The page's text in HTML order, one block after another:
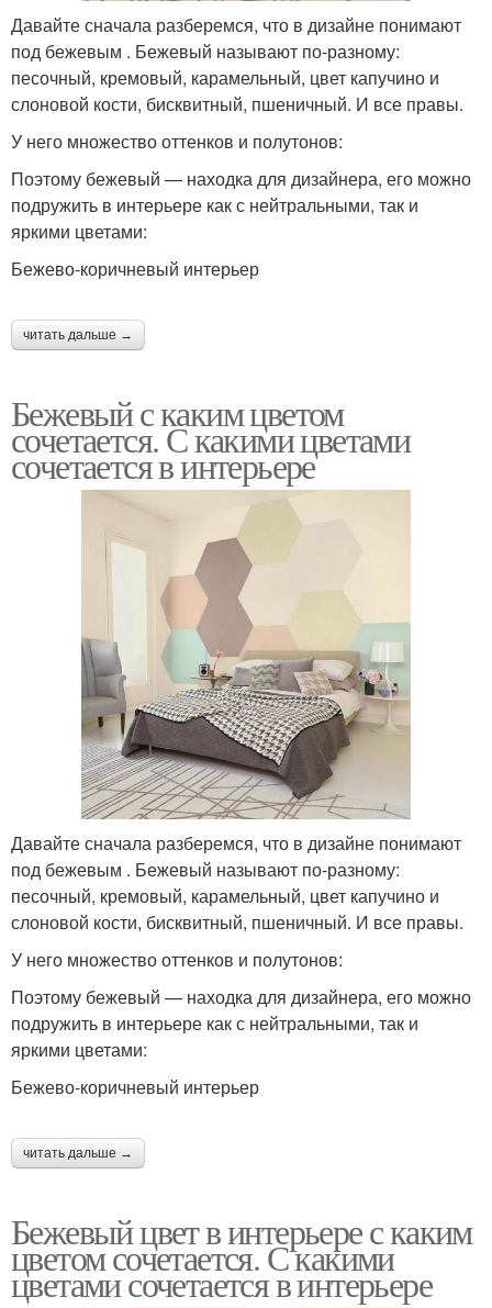
Давайте сначала разберемся, что в дизайне понимают
под бежевым . Бежевый называют по-разному:
песочный, кремовый, карамельный, цвет капучино и
слоновой кости, бисквитный, пшеничный. И все правы.
У него множество оттенков и полутонов:
Поэтому бежевый — находка для дизайнера, его можно
подружить в интерьере как с нейтральными, так и
яркими цветами:
Бежево-коричневый интерьер
читать дальше →
Бежевый с каким цветом
сочетается. С какими цветами
сочетается в интерьере
Давайте сначала разберемся, что в дизайне понимают
под бежевым . Бежевый называют по-разному:
песочный, кремовый, карамельный, цвет капучино и
слоновой кости, бисквитный, пшеничный. И все правы.
У него множество оттенков и полутонов:
Поэтому бежевый — находка для дизайнера, его можно
подружить в интерьере как с нейтральными, так и
яркими цветами:
Бежево-коричневый интерьер
читать дальше →
Бежевый цвет в интерьере с каким
цветом сочетается. С какими
цветами сочетается в интерьере